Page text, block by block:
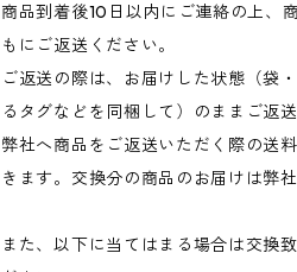
商品到着後10日以内にご連絡の上、
もにご返送ください。
ご返送の際は、お届けした状態（袋
るタグなどを同梱して）のままご返送
弊社へ商品をご返送いただく際の送
きます。交換分の商品のお届けは弊
また、以下に当てはまる場合は交換